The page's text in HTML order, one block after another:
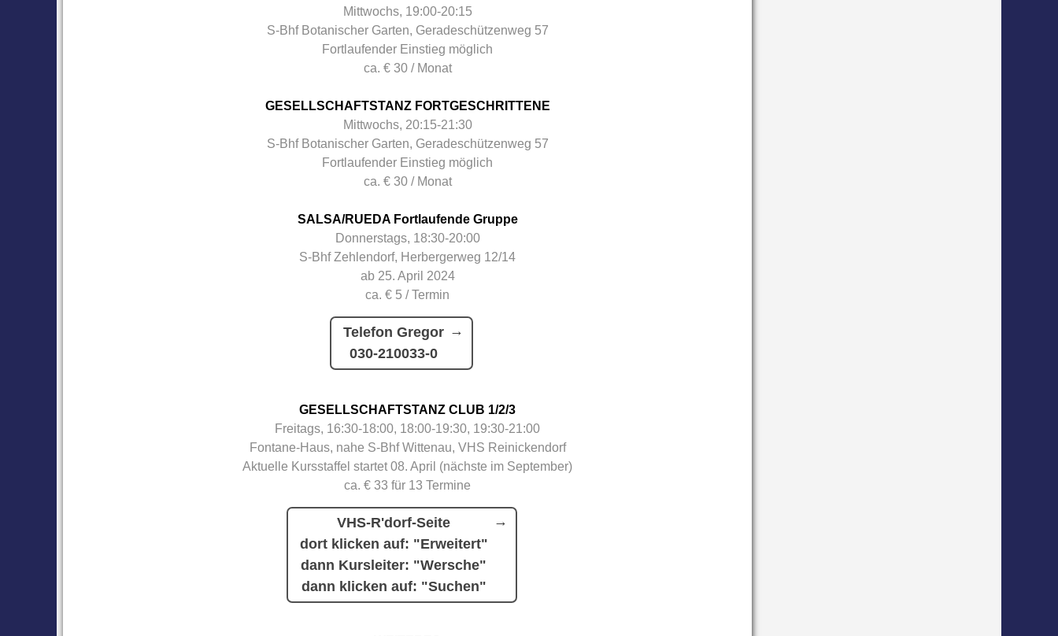
Mittwochs, 19:00-20:15
S-Bhf Botanischer Garten, Geradeschützenweg 57
Fortlaufender Einstieg möglich
ca. € 30 / Monat
GESELLSCHAFTSTANZ FORTGESCHRITTENE
Mittwochs, 20:15-21:30
S-Bhf Botanischer Garten, Geradeschützenweg 57
Fortlaufender Einstieg möglich
ca. € 30 / Monat
SALSA/RUEDA Fortlaufende Gruppe
Donnerstags, 18:30-20:00
S-Bhf Zehlendorf, Herbergerweg 12/14
ab 25. April 2024
ca. € 5 / Termin
Telefon Gregor
030-210033-0
GESELLSCHAFTSTANZ CLUB 1/2/3
Freitags, 16:30-18:00, 18:00-19:30, 19:30-21:00
Fontane-Haus, nahe S-Bhf Wittenau, VHS Reinickendorf
Aktuelle Kursstaffel startet 08. April (nächste im September)
ca. € 33 für 13 Termine
VHS-R'dorf-Seite
dort klicken auf: "Erweitert"
dann Kursleiter: "Wersche"
dann klicken auf: "Suchen"